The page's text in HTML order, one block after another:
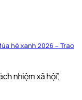
hè xanh 2026 – Trao
nhiệm xã hội”,